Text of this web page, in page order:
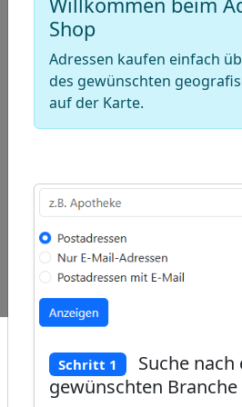
Beliebte
Abfragen:
Adressen
Universitätskliniken
Shop
Adressen kaufen einfach
des gewünschten
auf der Karte.
Schritt 1
Suche nach
gewünschten Branche